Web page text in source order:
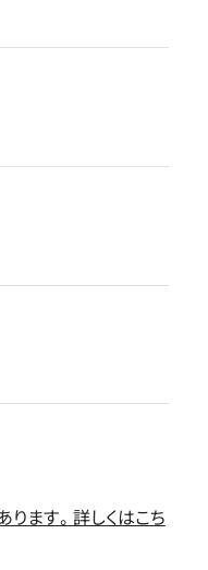
ます。詳しくはこち